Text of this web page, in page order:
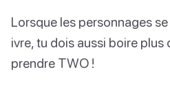
Lorsque les personnages
ivre, tu dois aussi boire plus
prendre TWO !